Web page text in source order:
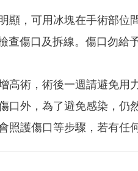
顯，可用冰塊在手術部位
查傷口及拆線。傷口勿給
高術，術後一週請避免用
口外，為了避免感染，仍
照護傷口等步驟，若有任